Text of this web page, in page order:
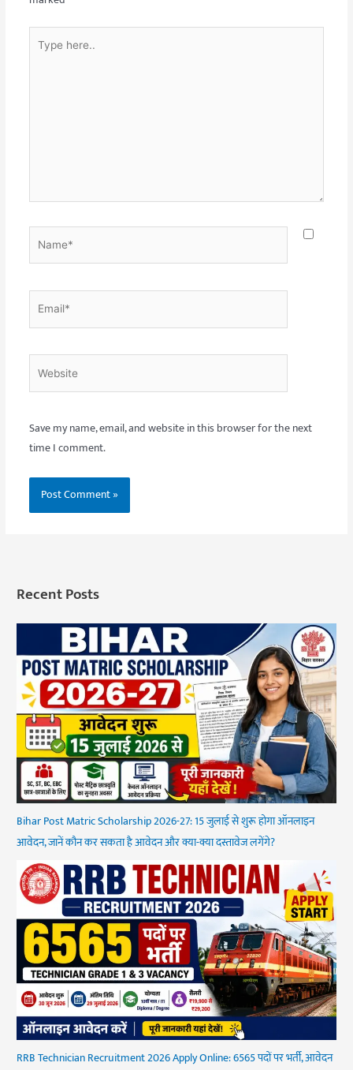
here..
Save my name, email, and website in this browser for the next
time I comment.
Recent Posts
Bihar Post Matric Scholarship 2026-27: 15 जुलाई से शुरू होगा ऑनलाइन
आवेदन, जानें कौन कर सकता है आवेदन और क्या-क्या दस्तावेज लगेंगे?
RRB Technician Recruitment 2026 Apply Online: 6565 पदों पर भर्ती, आवेदन